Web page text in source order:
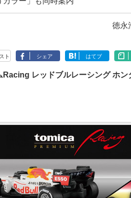
徳永
ト シェア はてブ
Racing レッドブルレーシング ホン